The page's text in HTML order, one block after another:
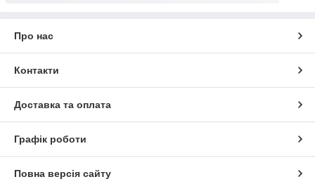
Про нас
Контакти
Доставка та оплата
Графік роботи
Повна версія сайту